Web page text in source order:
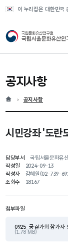
이 누리집은 대한민국
국가유산청
공지사항
홈 현재 위치
공지사항
시민강좌 '도란
담당부서
국립서울문화유
작성일
2024-09-13
작성자
감혜원(02-739-
조회수
18167
첨부파일
0925_궁궐가회 참가자
(1.78 MB)